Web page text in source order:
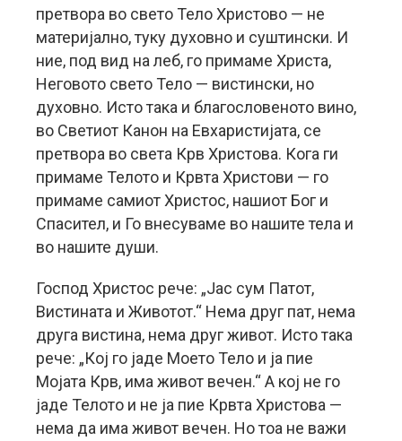
претвора во свето Тело Христово — не
материјално, туку духовно и суштински. И
ние, под вид на леб, го примаме Христа,
Неговото свето Тело — вистински, но
духовно. Исто така и благословеното вино,
во Светиот Канон на Евхаристијата, се
претвора во света Крв Христова. Кога ги
примаме Телото и Крвта Христови — го
примаме самиот Христос, нашиот Бог и
Спасител, и Го внесуваме во нашите тела и
во нашите души.
Господ Христос рече: „Јас сум Патот,
Вистината и Животот.“ Нема друг пат, нема
друга вистина, нема друг живот. Исто така
рече: „Кој го јаде Моето Тело и ја пие
Мојата Крв, има живот вечен.“ А кој не го
јаде Телото и не ја пие Крвта Христова —
нема да има живот вечен. Но тоа не важи